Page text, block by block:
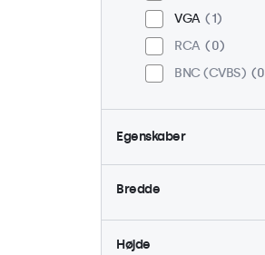
VGA
1
RCA
0
BNC (CVBS)
0
Egenskaber
4:3 / 5:4
1
Dæmpbar
1
Bredde
Højde